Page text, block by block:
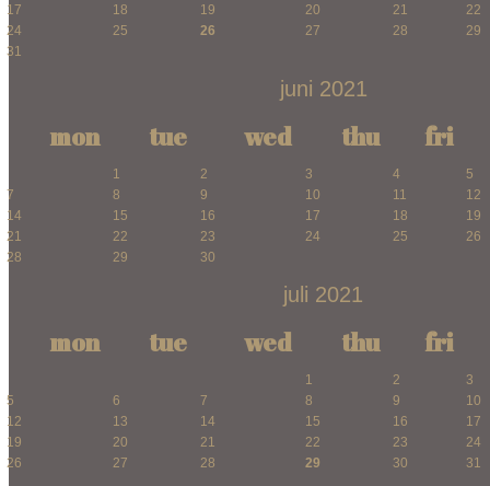
17 18 19 20 21
22
24
25 26 27 28
29
31
juni 2021
mon tue wed thu fri
1 2 3 4
5
7
8 9 10 11
12
14
15 16 17 18
19
21
22 23 24 25
26
28
29 30
juli 2021
mon tue wed thu fri
1 2
3
5
6 7 8 9
10
12
13 14 15 16
17
19
20 21 22 23
24
26
27 28 29 30 31